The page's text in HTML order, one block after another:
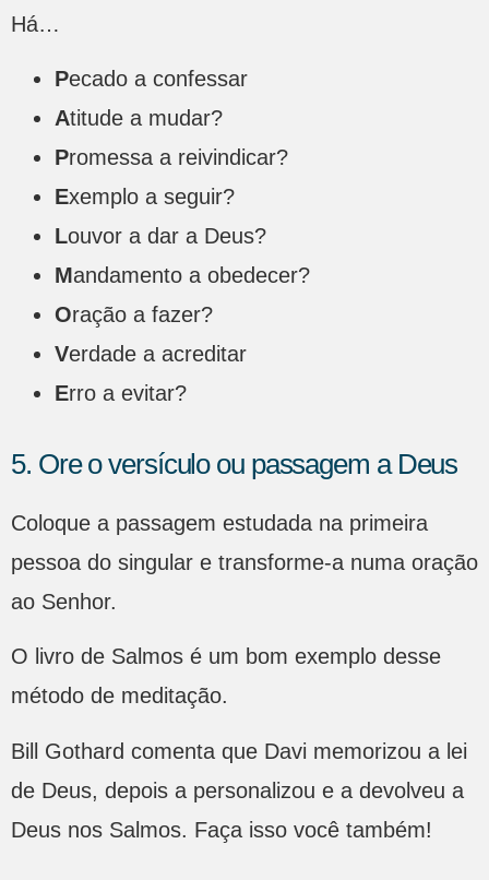
Há…
Pecado a confessar
Atitude a mudar?
Promessa a reivindicar?
Exemplo a seguir?
Louvor a dar a Deus?
Mandamento a obedecer?
Oração a fazer?
Verdade a acreditar
Erro a evitar?
5. Ore o versículo ou passagem a Deus
Coloque a passagem estudada na primeira
pessoa do singular e transforme-a numa oração
ao Senhor.
O livro de Salmos é um bom exemplo desse
método de meditação.
Bill Gothard comenta que Davi memorizou a lei
de Deus, depois a personalizou e a devolveu a
Deus nos Salmos. Faça isso você também!